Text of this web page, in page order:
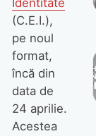
Identitate
(C.E.I.),
pe noul
format,
încă din
data de
24 aprilie.
Acestea